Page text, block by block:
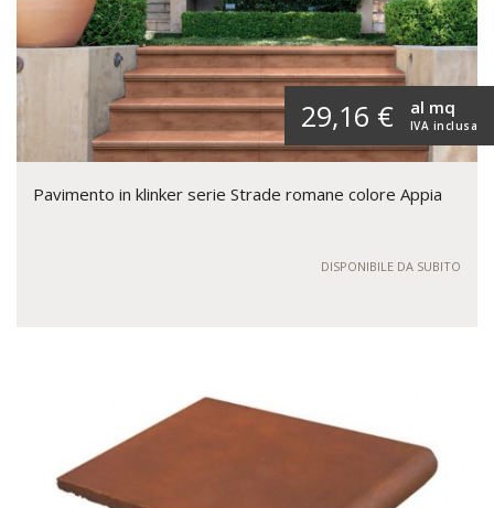
29,16 € IVA inclusa
al mq
Pavimento in klinker serie Strade romane colore Appia
DISPONIBILE DA SUBITO